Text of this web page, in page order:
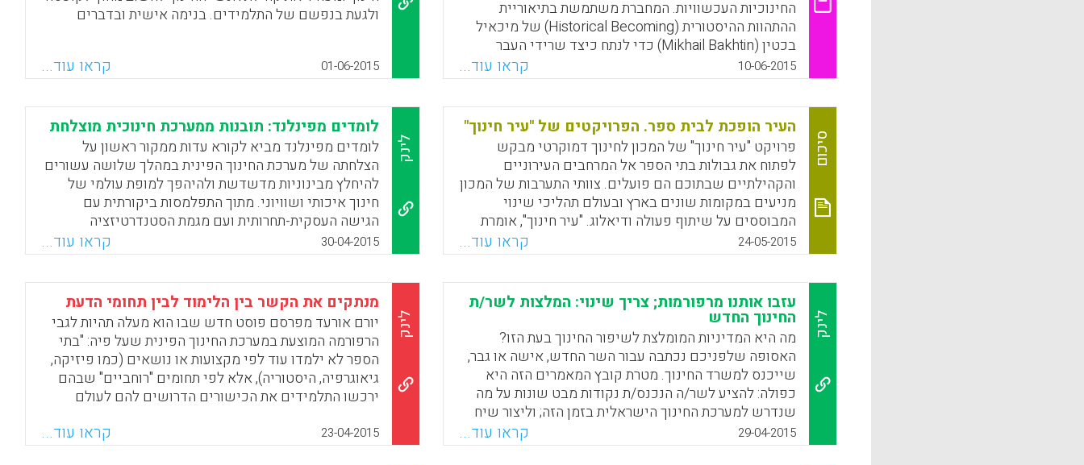
שאליהם אנו מכוונים ללמד ולחנך" (יורם אורעד).
WhatsApp
Facebook
Email
X
החינוכיות העכשוויות. המחברת משתמשת בתיאוריית
ההתהוות ההיסטורית (Historical Becoming) של מיכאיל
בכטין (Mikhail Bakhtin) כדי לנתח כיצד שרידי העבר
מתקיימים יחד עם צורות של ההווה הניאו-ליברלי ומעצבים
את האופן שבו מורי המורים והסטודנטים שלהם מפרשים
את הרפורמות החינוכיות ואת עבודתם היומיומית (Aydarova,
Olena, 2015).
WhatsApp
Facebook
Email
X
10-06-2015 קראו עוד...
ולגעת בנפשם של התלמידים. בנימה אישית ובדברים
WhatsApp
Facebook
Email
X
01-06-2015 קראו עוד...
סיכום
העיר הופכת לבית ספר. הפרויקטים של "עיר חינוך"
פרויקט "עיר חינוך" של המכון לחינוך דמוקרטי מבקש
לפתוח את גבולות בתי הספר אל המרחבים העירוניים
והקהילתיים שבתוכם הם פועלים. צוותי התערבות של המכון
מניעים במקומות שונים בארץ ובעולם תהליכי שינוי
המבוססים על שיתוף פעולה ודיאלוג. "עיר חינוך", אומרת
יעל שורצברג, "זה הרעיון שלקהילה יש אחריות לייצר מרחב
שבו כל פרט יכול להביא את הייחודיות שלו לידי ביטוי"
(אמתי מור).
WhatsApp
Facebook
Email
X
24-05-2015 קראו עוד...
לינק
לומדים מפינלנד: תובנות ממערכת חינוכית מוצלחת
לומדים מפינלנד מביא לקורא עדות ממקור ראשון על
הצלחתה של מערכת החינוך הפינית במהלך שלושה עשורים
להיחלץ מבינוניות מדשדשת ולהיהפך למופת עולמי של
חינוך איכותי ושוויוני. מתוך התפלמסות ביקורתית עם
הגישה העסקית-תחרותית ועם מגמת הסטנדרטיזציה
המאפיינות את הרפורמות החינוכיות של ימינו, מציג לפנינו
פרופ' סאלברג בכתיבתו השיטתית והכריזמטית את
מאפייניה המרכזיים של "הדרך הפינית": תקצוב ציבורי
במלואו, הימנעות מהרחבת שעות הלימוד ומהעמסת שיעורי
בית, התנגדות לבחינות חיצוניות ולהערכות מספריות, שכלול
ההוראה הפרטנית מתוך קשב לצרכיו ולקשייו הייחודים של
כל תלמיד, העצמת האוטונומיה של המורים, בניית אקלים
חינוכי של אמון ואחווה, פיתוח השכלה כללית וטיפוח מיטבי
ושוויוני של אישיות התלמידים (פאסי סאלברג).
WhatsApp
30-04-2015 קראו עוד...
לינק
עזבו אותנו מרפורמות; צריך שינוי: המלצות לשר/ת
החינוך החדש
מה היא המדיניות המומלצת לשיפור החינוך בעת הזו?
האסופה שלפניכם נכתבה עבור השר החדש, אישה או גבר,
שייכנס למשרד החינוך. מטרת קובץ המאמרים הזה היא
כפולה: להציע לשר/ה הנכנס/ת נקודות מבט שונות על מה
שנדרש למערכת החינוך הישראלית בזמן הזה; וליצור שיח
מושכל בין אנשי החינוך באשר הם: בתי הספר, אקדמיה,
משרד החינוך, ראשי רשויות ובעלי-עניין אחרים (אברהם
29-04-2015 קראו עוד...
לינק
מנתקים את הקשר בין הלימוד לבין תחומי הדעת
יורם אורעד מפרסם פוסט חדש שבו הוא מעלה תהיות לגבי
הרפורמה המוצעת במערכת החינוך הפינית שעל פיה: "בתי
הספר לא ילמדו עוד לפי מקצועות או נושאים (כמו פיזיקה,
גיאוגרפיה, היסטוריה), אלא לפי תחומים "רוחביים" שבהם
ירכשו התלמידים את הכישורים הדרושים להם לעולם
קשה להתעלם מאלמנט מטריד – נטישת הלמידה על פי
תחומי הדעת, למידה שמשמעותה הבנת תחומי הדעת ברמה
23-04-2015 קראו עוד...